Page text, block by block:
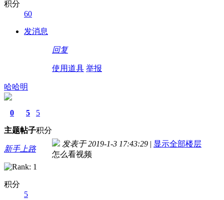
积分
60
发消息
回复
使用道具 举报
哈哈明
0
主题
5
帖子
5
积分
新手上路
积分
5
发表于 2019-1-3 17:43:29 | 显示全部楼层
怎么看视频